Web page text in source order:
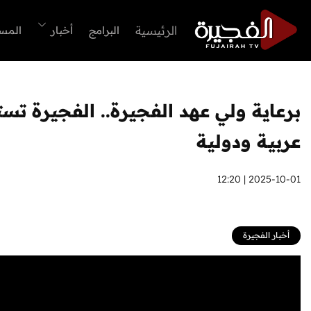
الرئيسية البرامج أخبار
برعاية ولي عهد الفجيرة.. الفجيرة
عربية ودولية
2025-10-01 | 12:20
أخبار الفجيرة